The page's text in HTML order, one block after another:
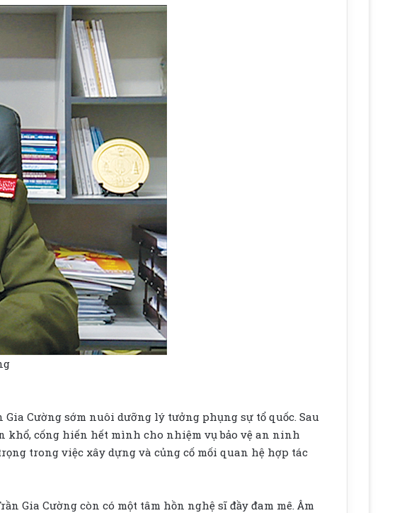
Cường sớm nuôi dưỡng lý tưởng phụng sự tổ quốc. Sau
cống hiến hết mình cho nhiệm vụ bảo vệ an ninh
trong việc xây dựng và củng cố mối quan hệ hợp tác
Gia Cường còn có một tâm hồn nghệ sĩ đầy đam mê. Âm